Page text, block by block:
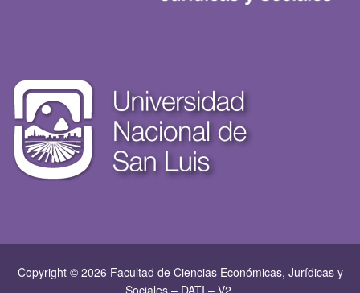
Copyright © 2026 Facultad de Ciencias Económicas, Jurí­dicas y